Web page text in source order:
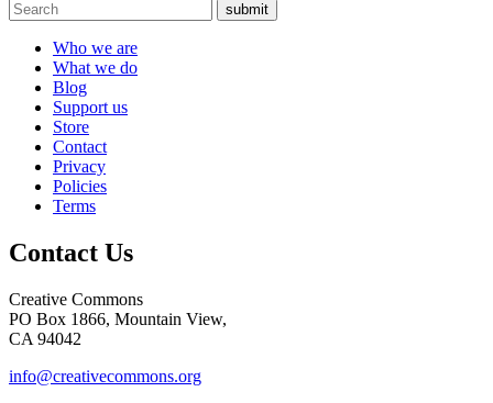
submit
Who we are
What we do
Blog
Support us
Store
Contact
Privacy
Policies
Terms
Contact Us
Creative Commons
PO Box 1866, Mountain View,
CA 94042
info@creativecommons.org